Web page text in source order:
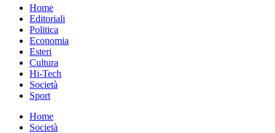
Home
Editoriali
Politica
Economia
Esteri
Cultura
Hi-Tech
Società
Sport
Home
Società